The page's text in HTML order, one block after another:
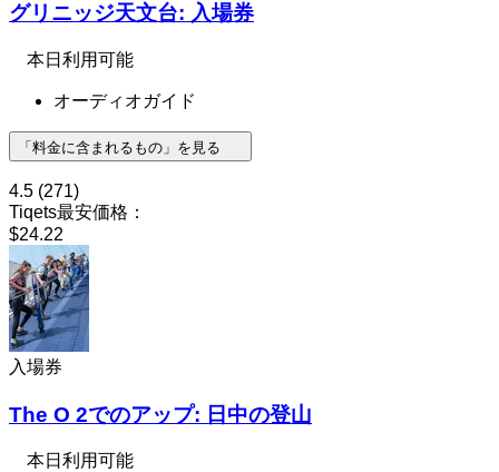
グリニッジ天文台: 入場券
本日利用可能
オーディオガイド
「料金に含まれるもの」を見る
4.5 (271)
Tiqets最安価格：
$24.22
入場券
The O 2でのアップ: 日中の登山
本日利用可能